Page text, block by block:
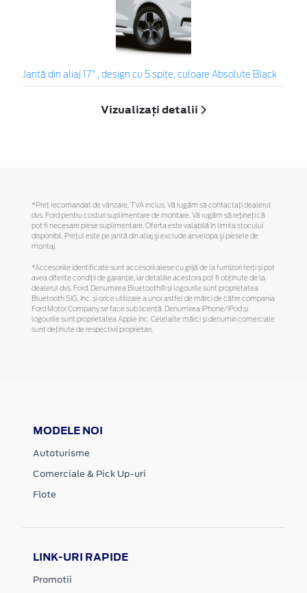
Jantă din aliaj 17" , design cu 5 spiţe, culoare Absolute Black
Vizualizați detalii
*Preţ recomandat de vânzare, TVA inclus. Vă rugăm să contactaţi dealerul
dvs. Ford pentru costuri suplimentare de montare. Vă rugăm să reţineţi că
pot fi necesare piese suplimentare. Oferta este valabilă în limita stocului
disponibil. Preţul este pe jantă din aliaj şi exclude anvelopa şi piesele de
montaj.
*Accesoriile identificate sunt accesorii alese cu grijă de la furnizori terți și pot
avea diferite condiții de garanție, iar detaliile acestora pot fi obținute de la
dealerul dvs. Ford. Denumirea Bluetooth® și logourile sunt proprietatea
Bluetooth SIG, Inc. și orice utilizare a unor astfel de mărci de către compania
Ford Motor Company se face sub licență. Denumirea iPhone/iPod și
logourile sunt proprietatea Apple Inc. Celelalte mărci și denumiri comerciale
sunt deținute de respectivii proprietari.
MODELE NOI
Autoturisme
Comerciale & Pick Up-uri
Flote
LINK-URI RAPIDE
Promotii